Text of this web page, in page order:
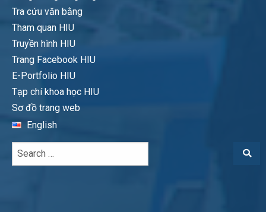
Tra cứu văn bằng
Tham quan HIU
Truyền hình HIU
Trang Facebook HIU
E-Portfolio HIU
Tạp chí khoa học HIU
Sơ đồ trang web
English